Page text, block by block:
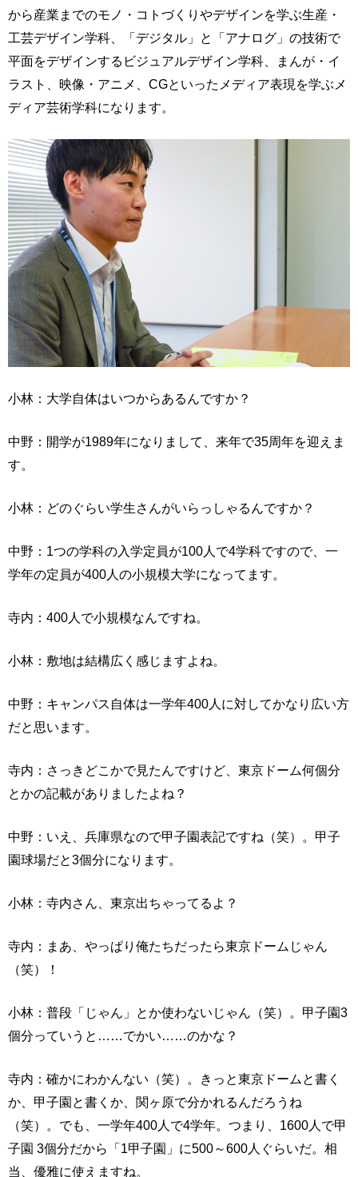
から産業までのモノ・コトづくりやデザインを学ぶ生産・
工芸デザイン学科、「デジタル」と「アナログ」の技術で
平面をデザインするビジュアルデザイン学科、まんが・イ
ラスト、映像・アニメ、CGといったメディア表現を学ぶメ
ディア芸術学科になります。
小林：大学自体はいつからあるんですか？
中野：開学が1989年になりまして、来年で35周年を迎えま
す。
小林：どのぐらい学生さんがいらっしゃるんですか？
中野：1つの学科の入学定員が100人で4学科ですので、一
学年の定員が400人の小規模大学になってます。
寺内：400人で小規模なんですね。
小林：敷地は結構広く感じますよね。
中野：キャンパス自体は一学年400人に対してかなり広い方
だと思います。
寺内：さっきどこかで見たんですけど、東京ドーム何個分
とかの記載がありましたよね？
中野：いえ、兵庫県なので甲子園表記ですね（笑）。甲子
園球場だと3個分になります。
小林：寺内さん、東京出ちゃってるよ？
寺内：まあ、やっぱり俺たちだったら東京ドームじゃん
（笑）！
小林：普段「じゃん」とか使わないじゃん（笑）。甲子園3
個分っていうと……でかい……のかな？
寺内：確かにわかんない（笑）。きっと東京ドームと書く
か、甲子園と書くか、関ヶ原で分かれるんだろうね
（笑）。でも、一学年400人で4学年。つまり、1600人で甲
子園 3個分だから「1甲子園」に500～600人ぐらいだ。相
当、優雅に使えますね。